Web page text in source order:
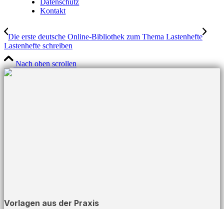
Datenschutz
Kontakt
Die erste deutsche Online-Bibliothek zum Thema Lastenhefte
Lastenhefte schreiben
Nach oben scrollen
Vorlagen aus der Praxis